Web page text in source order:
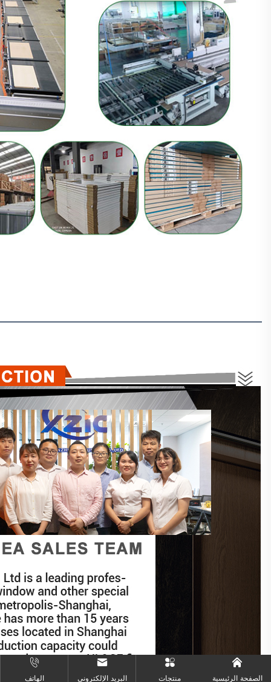
الصفحة الرئيسية منتجات البريد الإلكتروني الهاتف